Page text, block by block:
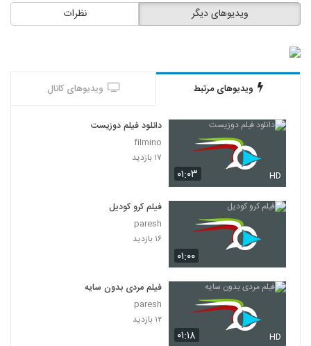
نظرات ویدیوهای دیگر
ویدیوهای مرتبط ویدیوهای کانال
۰۱:۰۳ HD
دانلود فیلم دوزیست
filmino
۱۷ بازدید
۰۱:۰۰
فیلم کرو کودیل
paresh
۱۶ بازدید
۰۱:۱۸ HD
فیلم مردی بدون سایه
paresh
۱۲ بازدید